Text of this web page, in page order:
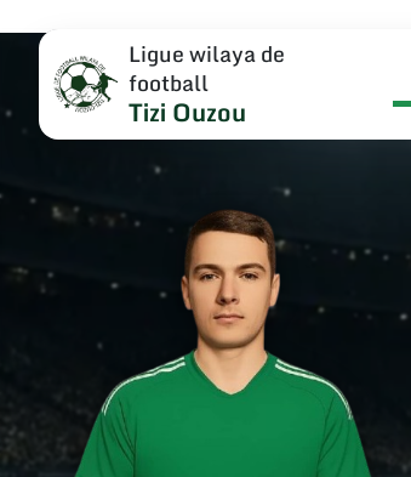
Ligue wilaya de
football
Tizi Ouzou